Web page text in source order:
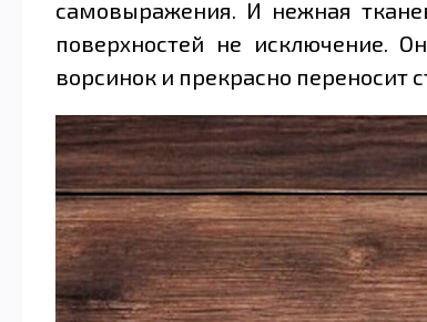
самовыражения. И нежная
поверхностей не исключение.
ворсинок и прекрасно переносит